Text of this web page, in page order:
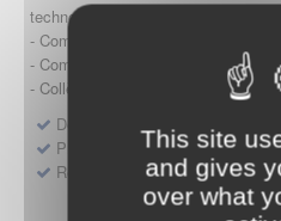
This site
and gives
over what
technologies de santé (CNEDiMTS),
- Commission d'évaluation
- Commission technique des
- Collège HAS (Forfait innovation :
Dépôt d'un dossier pour un
Protocoles d'études post-
Rencontres précoces